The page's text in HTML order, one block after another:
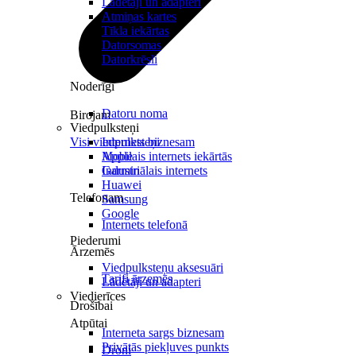
Birojam
Internets biznesam
Mobilais internets iekārtās
Industriālais internets
Telefonam
Internets telefonā
Ārzemēs
Tarifi ārzemēs
Drošībai
Interneta sargs biznesam
Privātās piekļuves punkts
Atmiņas kartes
Tīkla iekārtas
Datorsomas
Datorkrēsli
Noderīgi
Datoru noma
Viedpulksteņi
Visi viedpulksteņi
Apple
Garmin
Huawei
Samsung
Google
Piederumi
Viedpulksteņu aksesuāri
Lādētāji un adapteri
Viedierīces
Atpūtai
Droni